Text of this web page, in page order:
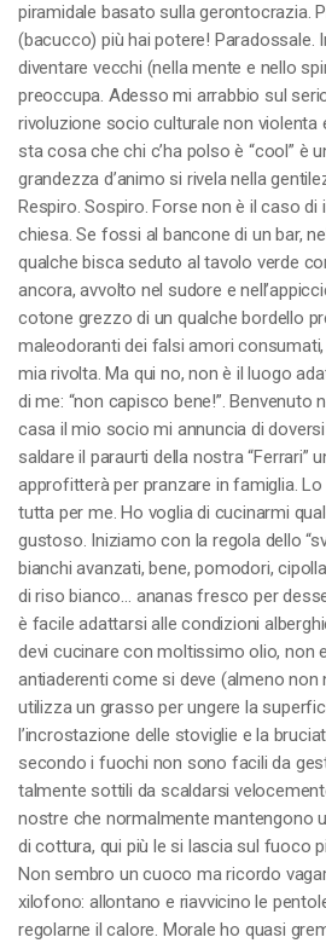
piramidale basato sulla gerontocrazia.
(bacucco) più hai potere! Paradossale.
diventare vecchi (nella mente e nello
preoccupa. Adesso mi arrabbio sul
rivoluzione socio culturale non violenta
sta cosa che chi c’ha polso è “cool” è
grandezza d’animo si rivela nella
Respiro. Sospiro. Forse non è il caso
chiesa. Se fossi al bancone di un bar,
qualche bisca seduto al tavolo verde
ancora, avvolto nel sudore e
cotone grezzo di un qualche bordello
maleodoranti dei falsi amori
mia rivolta. Ma qui no, non è il luogo
di me: “non capisco bene!”. Benvenuto
casa il mio socio mi annuncia di
saldare il paraurti della nostra “Ferrari”
approfitterà per pranzare in famiglia.
tutta per me. Ho voglia di cucinarmi
gustoso. Iniziamo con la regola dello
bianchi avanzati, bene, pomodori,
di riso bianco… ananas fresco per
è facile adattarsi alle condizioni
devi cucinare con moltissimo olio, non
antiaderenti come si deve (almeno non
utilizza un grasso per ungere la
l’incrostazione delle stoviglie e la
secondo i fuochi non sono facili da
talmente sottili da scaldarsi
nostre che normalmente mantengono
di cottura, qui più le si lascia sul fuoco
Non sembro un cuoco ma ricordo
xilofono: allontano e riavvicino le
regolarne il calore. Morale ho quasi